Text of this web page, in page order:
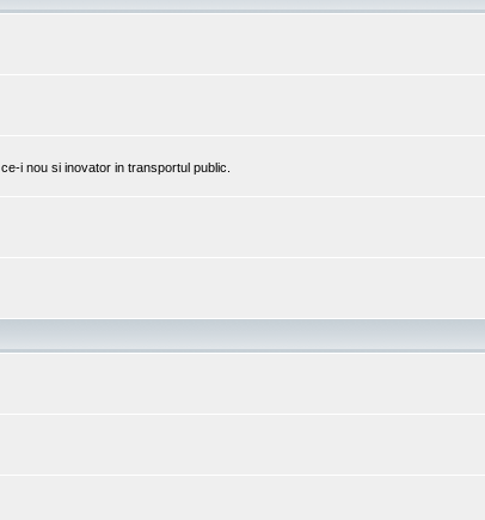
i nou si inovator in transportul public.